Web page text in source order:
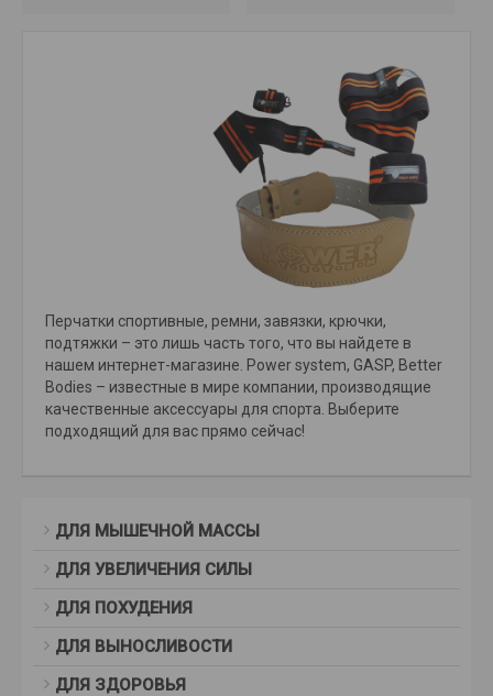
Перчатки спортивные, ремни, завязки, крючки,
подтяжки – это лишь часть того, что вы найдете в
нашем интернет-магазине. Power system, GASP, Better
Bodies – известные в мире компании, производящие
качественные аксессуары для спорта. Выберите
подходящий для вас прямо сейчас!
ДЛЯ МЫШЕЧНОЙ МАССЫ
ДЛЯ УВЕЛИЧЕНИЯ СИЛЫ
ДЛЯ ПОХУДЕНИЯ
ДЛЯ ВЫНОСЛИВОСТИ
ДЛЯ ЗДОРОВЬЯ